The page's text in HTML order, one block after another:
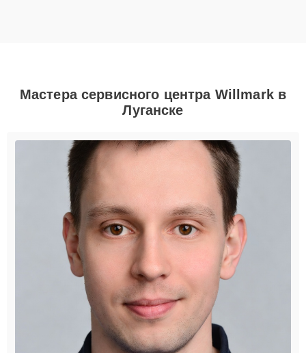
Мастера сервисного центра Willmark в
Луганске